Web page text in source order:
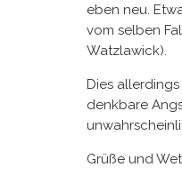
eben neu.
vom selben
Watzlawick).
Dies
denkbare
Grüße und